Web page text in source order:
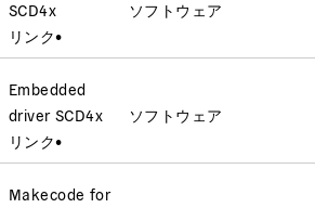
SCD4x
リンク•
ソフトウェア
Embedded
driver SCD4x
リンク•
ソフトウェア
Makecode for